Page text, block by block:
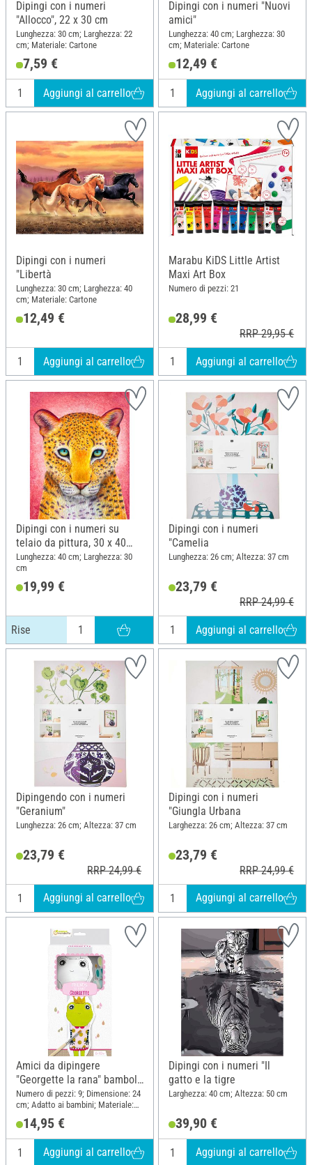
Dipingi con i numeri
"Allocco", 22 x 30 cm
Lunghezza: 30 cm; Larghezza: 22
cm; Materiale: Cartone
7,59 €
Aggiungi al carrello
Dipingi con i numeri "Nuovi
amici"
Lunghezza: 40 cm; Larghezza: 30
cm; Materiale: Cartone
12,49 €
Aggiungi al carrello
Dipingi con i numeri
"Libertà
Lunghezza: 30 cm; Larghezza: 40
cm; Materiale: Cartone
12,49 €
Aggiungi al carrello
Marabu KiDS Little Artist
Maxi Art Box
Numero di pezzi: 21
28,99 €
RRP 29,95 €
Aggiungi al carrello
Dipingi con i numeri su
telaio da pittura, 30 x 40
cm, Rise
Lunghezza: 40 cm; Larghezza: 30
cm
19,99 €
Rise
Dipingi con i numeri
"Camelia
Lunghezza: 26 cm; Altezza: 37 cm
23,79 €
RRP 24,99 €
Aggiungi al carrello
Dipingendo con i numeri
"Geranium"
Lunghezza: 26 cm; Altezza: 37 cm
23,79 €
RRP 24,99 €
Aggiungi al carrello
Dipingi con i numeri
"Giungla Urbana
Larghezza: 26 cm; Altezza: 37 cm
23,79 €
RRP 24,99 €
Aggiungi al carrello
Amici da dipingere
"Georgette la rana" bambola
da colorare
Numero di pezzi: 9; Dimensione: 24
cm; Adatto ai bambini; Materiale:
14,95 €
Aggiungi al carrello
Dipingi con i numeri "Il
gatto e la tigre
Larghezza: 40 cm; Altezza: 50 cm
39,90 €
Aggiungi al carrello